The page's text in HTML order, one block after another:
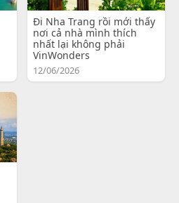
Đi Nha Trang rồi mới thấy
nơi cả nhà mình thích
nhất lại không phải
VinWonders
12/06/2026